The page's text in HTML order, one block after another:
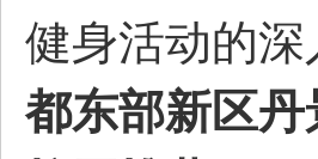
健身活动的
都东部新区丹